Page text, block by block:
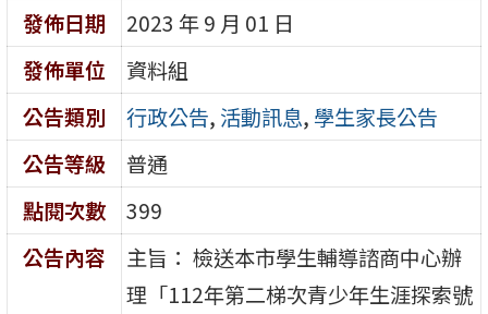
發佈日期
2023 年 9 月 01 日
發佈單位
資料組
公告類別
行政公告, 活動訊息, 學生家長公告
公告等級
普通
點閱次數
399
公告內容
主旨： 檢送本市學生輔導諮商中心辦
理「112年第二梯次青少年生涯探索號